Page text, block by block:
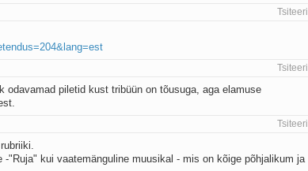
Tsiteeri
Tsiteeri
odavamad piletid kust tribüün on tõusuga, aga elamuse
Tsiteeri
"Ruja" kui vaatemänguline muusikal - mis on kõige põhjalikum ja